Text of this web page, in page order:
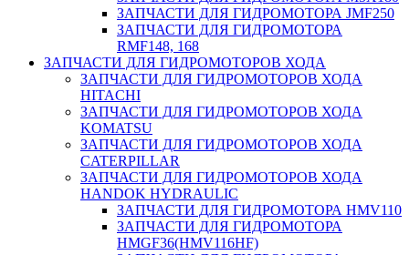
ЗАПЧАСТИ ДЛЯ ГИДРОМОТОРА JMF250
ЗАПЧАСТИ ДЛЯ ГИДРОМОТОРА
RMF148, 168
ЗАПЧАСТИ ДЛЯ ГИДРОМОТОРОВ ХОДА
ЗАПЧАСТИ ДЛЯ ГИДРОМОТОРОВ ХОДА
HITACHI
ЗАПЧАСТИ ДЛЯ ГИДРОМОТОРОВ ХОДА
KOMATSU
ЗАПЧАСТИ ДЛЯ ГИДРОМОТОРОВ ХОДА
CATERPILLAR
ЗАПЧАСТИ ДЛЯ ГИДРОМОТОРОВ ХОДА
HANDOK HYDRAULIC
ЗАПЧАСТИ ДЛЯ ГИДРОМОТОРА HMV110
ЗАПЧАСТИ ДЛЯ ГИДРОМОТОРА
HMGF36(HMV116HF)